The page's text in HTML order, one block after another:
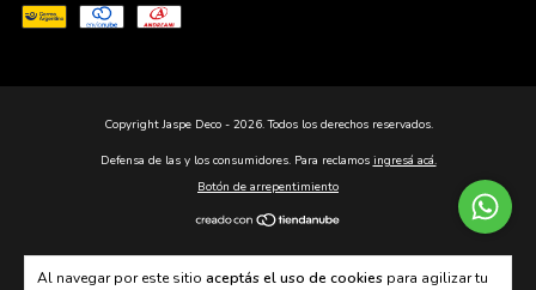
Al navegar por este sitio aceptás el uso de cookies para agilizar tu
Copyright Jaspe Deco - 2026. Todos los derechos reservados.
Defensa de las y los consumidores. Para reclamos ingresá acá.
Botón de arrepentimiento